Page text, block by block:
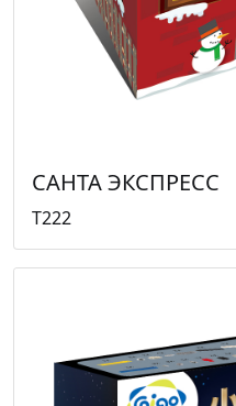
САНТА ЭКСПРЕСС
T222